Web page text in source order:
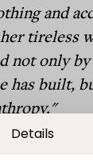
Details
and
tireless
not only
has built,